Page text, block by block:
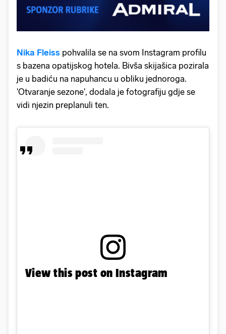
Nika Fleiss pohvalila se na svom Instagram profilu
s bazena opatijskog hotela. Bivša skijašica pozirala
je u badiću na napuhancu u obliku jednoroga.
'Otvaranje sezone', dodala je fotografiju gdje se
vidi njezin preplanuli ten.
View this post on Instagram